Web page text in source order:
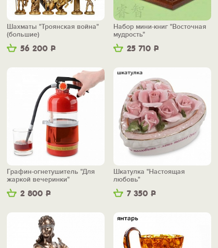
56 200 Р
Шахматы "Троянская война"
(большие)
25 710 Р
Набор мини-книг "Восточная
мудрость"
2 800 Р
Графин-огнетушитель "Для
жаркой вечеринки"
7 350 Р
Шкатулка "Настоящая
любовь"